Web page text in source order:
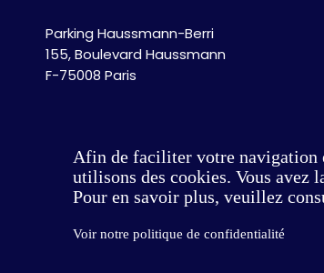
Parking Haussmann-Berri
155, Boulevard Haussmann
F-75008 Paris
Afin de faciliter votre navigation
utilisons des cookies. Vous avez
Pour en savoir plus, veuillez
Voir notre politique de confidentialité